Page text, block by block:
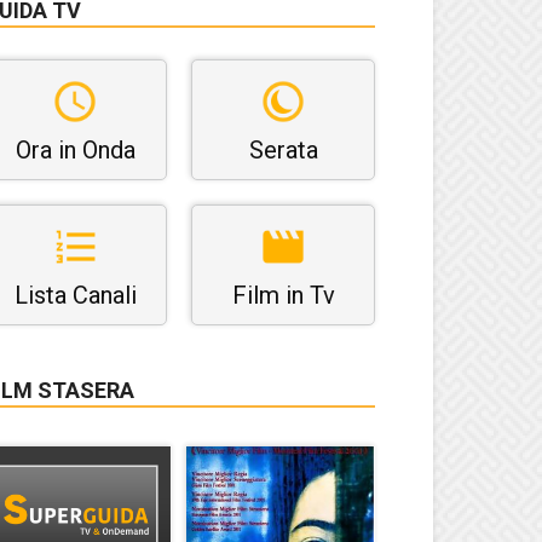
TV
Ora in Onda Serata
Lista Canali Film in Tv
STASERA